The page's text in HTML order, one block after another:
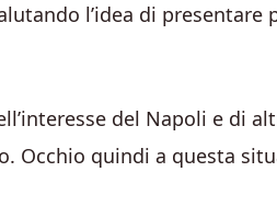
l’idea di presentare
del Napoli e di
Occhio quindi a questa